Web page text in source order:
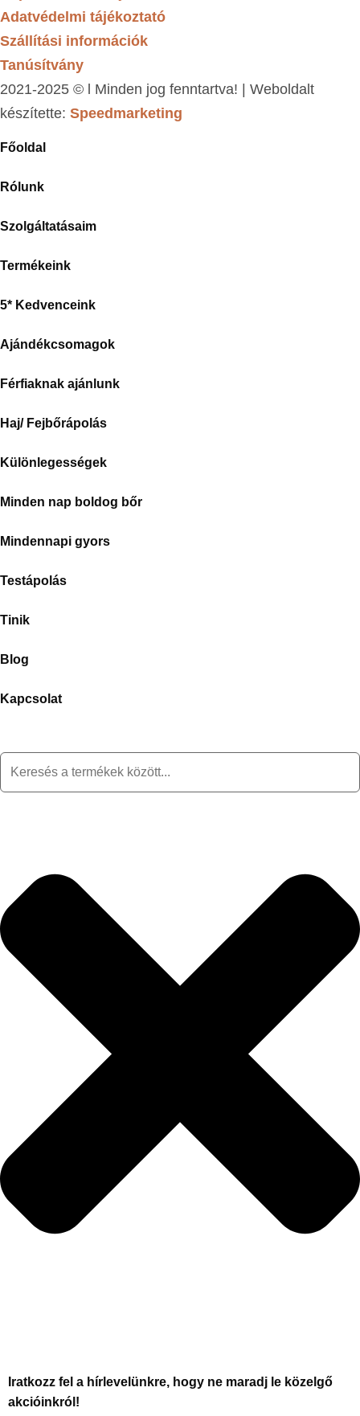
Adatvédelmi tájékoztató
Szállítási információk
Tanúsítvány
2021-2025 © l Minden jog fenntartva! | Weboldalt
készítette: Speedmarketing
Főoldal
Rólunk
Szolgáltatásaim
Termékeink
5* Kedvenceink
Ajándékcsomagok
Férfiaknak ajánlunk
Haj/ Fejbőrápolás
Különlegességek
Minden nap boldog bőr
Mindennapi gyors
Testápolás
Tinik
Blog
Kapcsolat
Iratkozz fel a hírlevelünkre, hogy ne maradj le közelgő
akcióinkról!